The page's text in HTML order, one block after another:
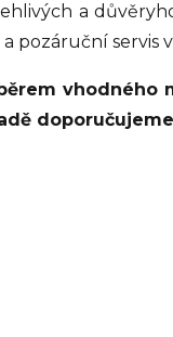
a
pozáruční servis